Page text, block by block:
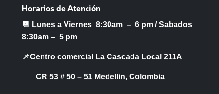
Horarios de Atención
📆 Lunes a Viernes 8:30am – 6 pm /Sabados
8:30am – 5 pm
📌Centro comercial La Cascada Local 211A
CR 53 # 50 – 51 Medellin, Colombia